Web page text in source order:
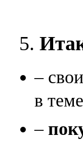
5.
– свои
в
–